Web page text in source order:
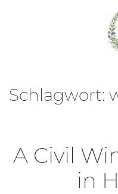
Schlagwort:
A Civil
in